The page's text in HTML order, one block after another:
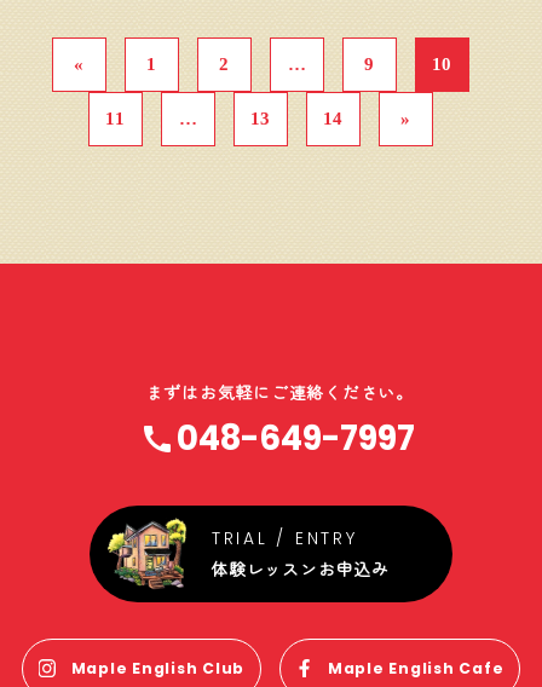
稿
« 1 2 … 9 10
11 … 13 14 »
まずはお気軽にご連絡ください。
048-649-7997
体験レッスンお申込み
Maple English Club Maple English Cafe